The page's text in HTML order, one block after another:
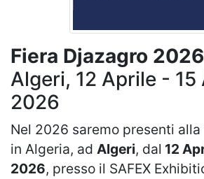
Fiera Djazagro 2026
Algeri, 12 Aprile - 15
2026
Nel 2026 saremo presenti
in Algeria, ad Algeri, dal 12
2026, presso il SAFEX